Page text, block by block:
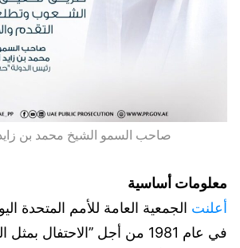
صاحب السمو الشيخ محمد بن
معلومات أساسية
أعلنت الجمعية العامة للأمم المتحدة
في عام 1981 من أجل ’’الاحتفال